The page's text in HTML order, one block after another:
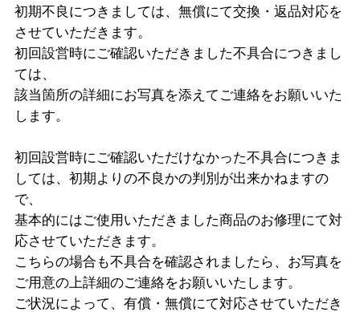
初期不良につきましては、無償にて交換・返品対応を
させていただきます。
初回設営時にご確認いただきました不具合につきまし
ては、
該当箇所の詳細にお写真を添えてご連絡をお願いいた
します。
初回設営時にご確認いただけなかった不具合につきま
しては、初期よりの不良かの判別が出来かねますの
で、
基本的にはご使用いただきました商品のお修理にて対
応させていただきます。
こちらの場合も不具合を確認されましたら、お写真を
ご用意の上詳細のご連絡をお願いいたします。
ご状況によって、有償・無償にて対応させていただき